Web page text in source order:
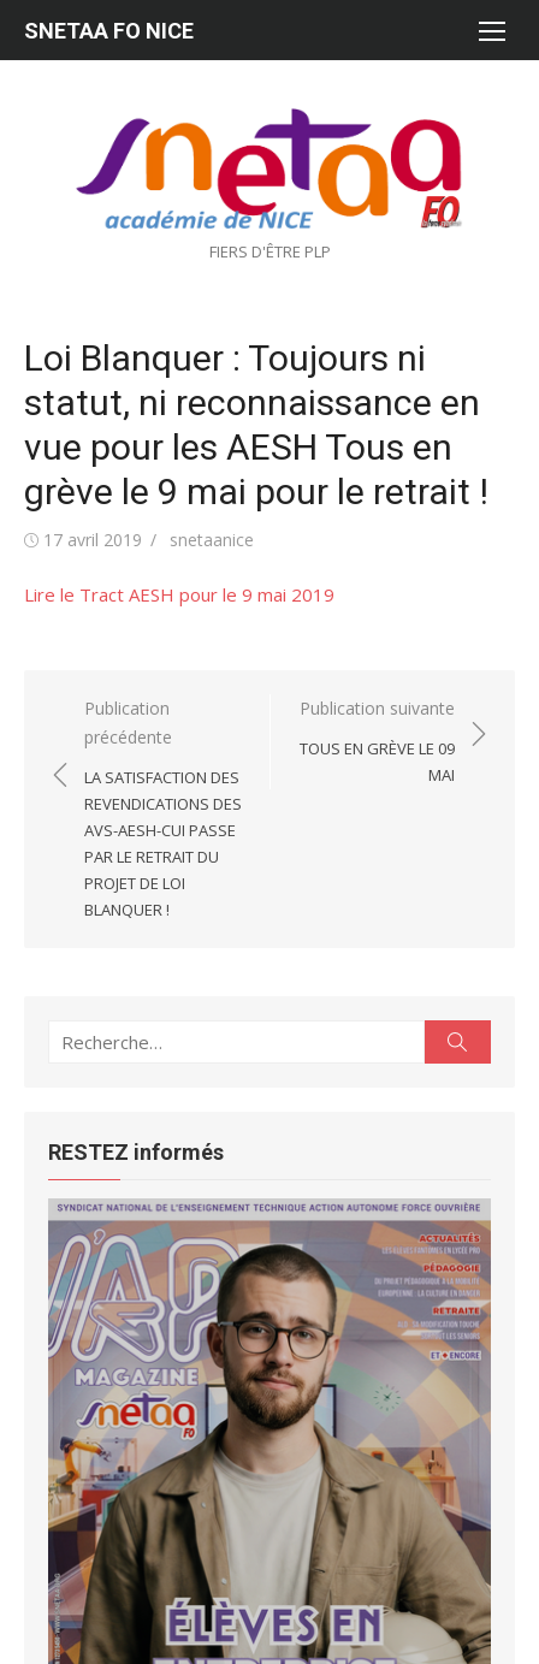
FIERS D'ÊTRE PLP
SNETAA FO NICE
Loi Blanquer : Toujours ni
statut, ni reconnaissance en
vue pour les AESH Tous en
grève le 9 mai pour le retrait !
Publié17 avril 2019 Auteur/autrice
snetaanice
Lire le Tract AESH pour le 9 mai 2019
Navigation
l’article
Publication
précédente
LA SATISFACTION DES
REVENDICATIONS DES
AVS-AESH-CUI PASSE
PAR LE RETRAIT DU
PROJET DE LOI
BLANQUER !
Publication suivante
TOUS EN GRÈVE LE 09
MAI
Recherche
RESTEZ informés